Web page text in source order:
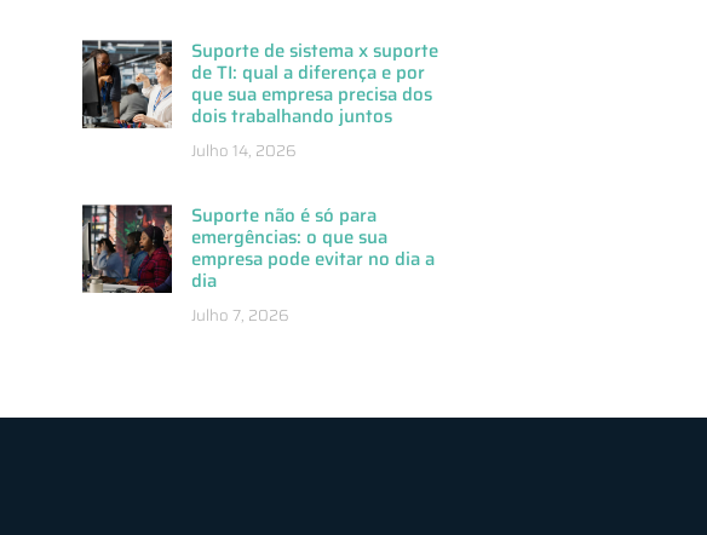
Suporte de sistema x suporte
de TI: qual a diferença e por
que sua empresa precisa dos
dois trabalhando juntos
Julho 14, 2026
Suporte não é só para
emergências: o que sua
empresa pode evitar no dia a
dia
Julho 7, 2026